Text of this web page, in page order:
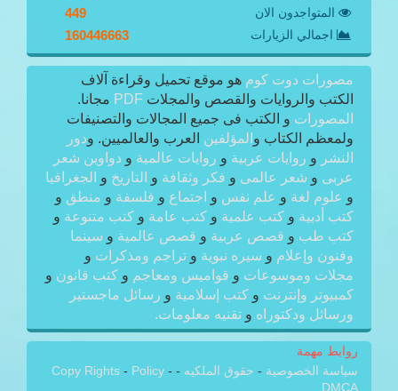
المتواجدون الان 449
اجمالي الزيارات 160446663
مصورات دوت كوم هو موقع تحميل وقراءة آلاف
الكتب والروايات والقصص والمجلات PDF مجانا.
المصورات و الكتب فى جميع المجالات والتصنيفات
ولمعظم الكتاب و المؤلفين العرب والعالميين. ودور
النشر و روايات عربية و روايات عالمية و دواوين شعر
عربى و شعر عالمى و فكر وثقافة و التاريخ و الجغرافيا
و علوم لغة و علم نفس و اجتماع و فلسفة و منطق و
كتب أدبية و كتب علمية و كتب عامة و كتب متنوعة و
كتب طب و قصص عربية و قصص عالمية و سينما
وفنون وإعلام و سيره نبوية و تراجم ومذكرات و
مجلات وموسوعات و قواميس ومعاجم و كتب قانون و
كمبيوتر وإنترنت و كتب إسلامية و رسائل ماجستير
ورسائل ودكتوراه و تقنيه معلومات.
روابط مهمة
سياسة الخصوصية - حقوق الملكيه -
Copy Rights - Policy -
DMCA